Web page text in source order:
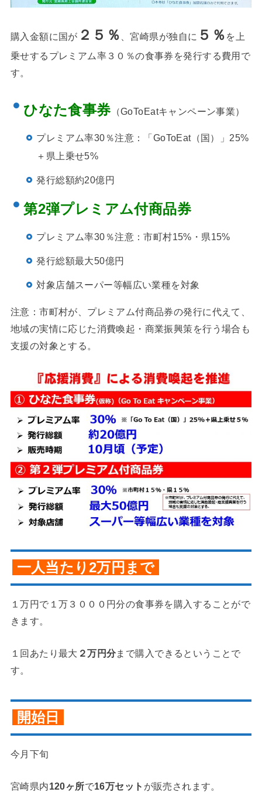
購入金額に国が ２５％ 、宮崎県が独自に ５％ を上
乗せするプレミアム率３０％の食事券を発行する費用で
す。
ひなた食事券（GoToEatキャンペーン事業）
プレミアム率30％注意：「GoToEat（国）」25%
＋県上乗せ5%
発行総額約20億円
第2弾プレミアム付商品券
プレミアム率30％注意：市町村15%・県15%
発行総額最大50億円
対象店舗スーパー等幅広い業種を対象
注意：市町村が、プレミアム付商品券の発行に代えて、
地域の実情に応じた消費喚起・商業振興策を行う場合も
支援の対象とする。
一人当たり2万円まで
１万円で１万３０００円分の食事券を購入することがで
きます。
１回あたり最大 ２万円分まで購入できるということで
す。
開始日
今月下旬
宮崎県内120ヶ所で16万セット が販売されます。